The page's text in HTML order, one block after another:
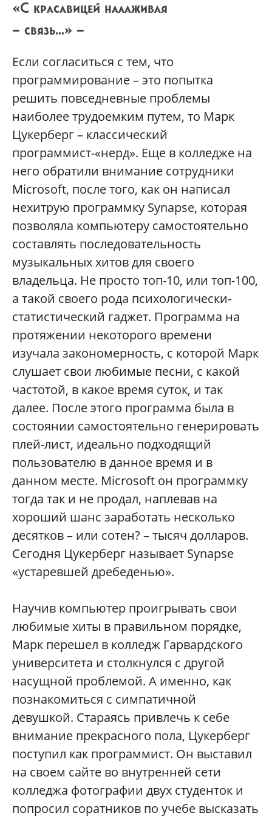
«С красавицей налаживая
— связь...» —
Если согласиться с тем, что
программирование – это попытка
решить повседневные проблемы
наиболее трудоемким путем, то Марк
Цукерберг – классический
программист-«нерд». Еще в колледже на
него обратили внимание сотрудники
Microsoft, после того, как он написал
нехитрую программку Synapse, которая
позволяла компьютеру самостоятельно
составлять последовательность
музыкальных хитов для своего
владельца. Не просто топ-10, или топ-100,
а такой своего рода психологически-
статистический гаджет. Программа на
протяжении некоторого времени
изучала закономерность, с которой Марк
слушает свои любимые песни, с какой
частотой, в какое время суток, и так
далее. После этого программа была в
состоянии самостоятельно генерировать
плей-лист, идеально подходящий
пользователю в данное время и в
данном месте. Microsoft он программку
тогда так и не продал, наплевав на
хороший шанс заработать несколько
десятков – или сотен? – тысяч долларов.
Сегодня Цукерберг называет Synapse
«устаревшей дребеденью».
Научив компьютер проигрывать свои
любимые хиты в правильном порядке,
Марк перешел в колледж Гарвардского
университета и столкнулся с другой
насущной проблемой. А именно, как
познакомиться с симпатичной
девушкой. Стараясь привлечь к себе
внимание прекрасного пола, Цукерберг
поступил как программист. Он выставил
на своем сайте во внутренней сети
колледжа фотографии двух студенток и
попросил соратников по учебе высказать